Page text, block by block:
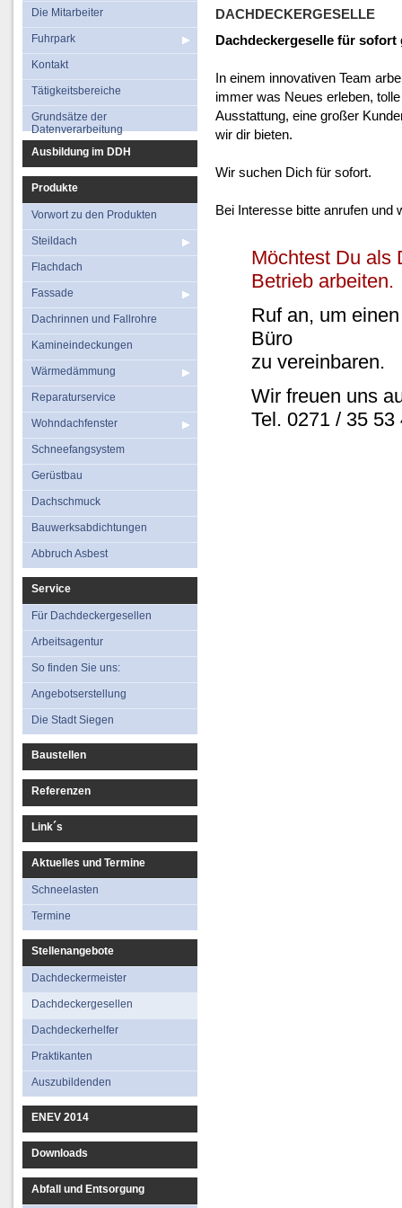
Fuhrpark
Kontakt
Tätigkeitsbereiche
Grundsätze der
Flachdach
Fassade
Die Mitarbeiter
Fuhrpark
Kontakt
Tätigkeitsbereiche
Grundsätze der
Datenverarbeitung
Ausbildung im DDH
Produkte
Vorwort zu den Produkten
Steildach
Flachdach
Fassade
Dachrinnen und Fallrohre
Kamineindeckungen
Wärmedämmung
Reparaturservice
Wohndachfenster
Schneefangsystem
Gerüstbau
Dachschmuck
Bauwerksabdichtungen
Abbruch Asbest
Service
Für Dachdeckergesellen
Arbeitsagentur
So finden Sie uns:
Angebotserstellung
Die Stadt Siegen
Baustellen
Referenzen
Link´s
Aktuelles und Termine
Schneelasten
Termine
Stellenangebote
Dachdeckermeister
Dachdeckergesellen
Dachdeckerhelfer
Praktikanten
Auszubildenden
ENEV 2014
Downloads
Abfall und Entsorgung
DACHDECKERGESELLE
Dachdeckergeselle für sofort
In einem innovativen Team
immer was Neues erleben,
Ausstattung, eine großer
wir dir bieten.
Wir suchen Dich für sofort.
Bei Interesse bitte anrufen und
Möchtest Du als
Betrieb arbeiten.
Ruf an, um
Büro
zu vereinbaren.
Wir freuen uns
Tel. 0271 / 35 53